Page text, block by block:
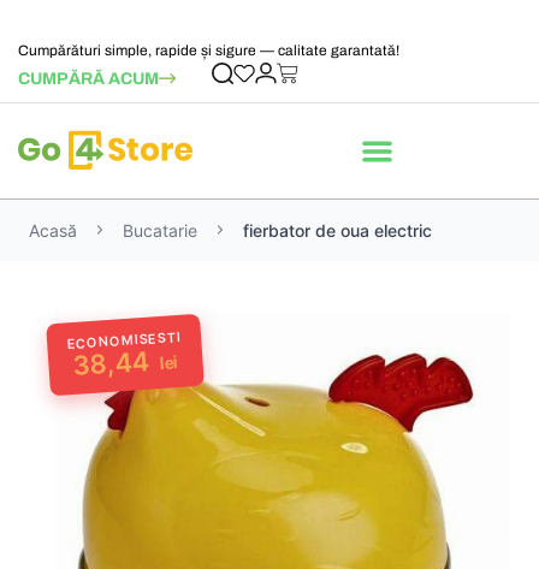
Cumpărături simple, rapide și sigure — calitate garantată!
CUMPĂRĂ ACUM
Acasă Bucatarie fierbator de oua electric
ECONOMISESTI
38,44 lei